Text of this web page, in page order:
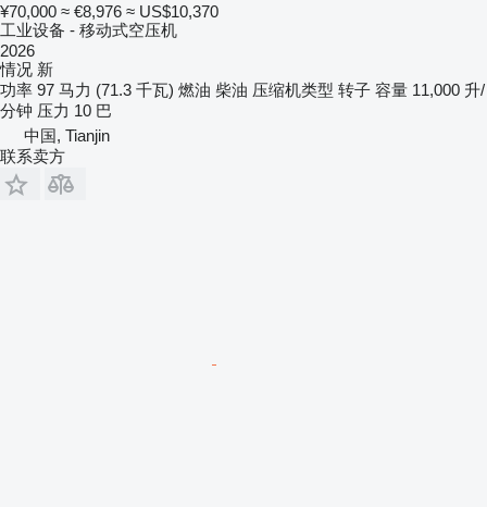
¥70,000 ≈ €8,976 ≈ US$10,370
工业设备 - 移动式空压机
2026
情况 新
功率 97 马力 (71.3 千瓦) 燃油 柴油 压缩机类型 转子 容量 11,000 升/
分钟 压力 10 巴
中国, Tianjin
联系卖方